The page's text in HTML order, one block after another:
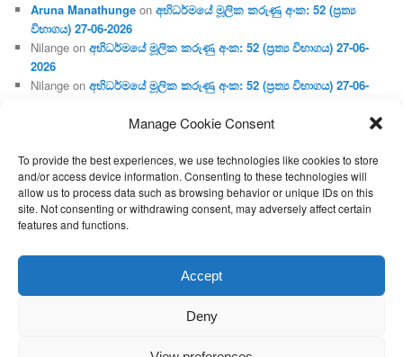
Manage Cookie Consent
To provide the best experiences, we use technologies like cookies to store
and/or access device information. Consenting to these technologies will
allow us to process data such as browsing behavior or unique IDs on this
site. Not consenting or withdrawing consent, may adversely affect certain
features and functions.
Accept
Deny
Aruna Manathunge onඅභිධර්මයේ මූලික කරුණු අංක: 52 (ප්‍ර‍ත්‍ය
විභාගය) 27-06-2026
Nilange onඅභිධර්මයේ මූලික කරුණු අංක: 52 (ප්‍ර‍ත්‍ය විභාගය) 27-06-
2026
Nilange onඅභිධර්මයේ මූලික කරුණු අංක: 52 (ප්‍ර‍ත්‍ය විභාගය) 27-06-
Aruna Manathungeonඅභිධර්මයේ මූලික කරුණු අංක: 46 (හෘදය,
Gunaratneonඅභිධර්මයේ මූලික කරුණු අංක: 46 (හෘදය, ජීවිත,
ආහාර රූප) 02-05-2026
Proudly powered by WordPress